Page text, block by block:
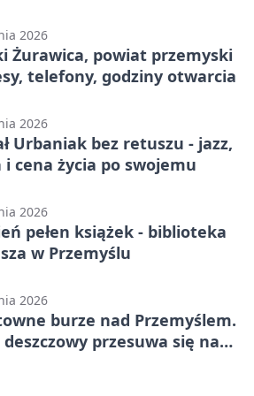
2026
Żurawica, powiat przemyski
telefony, godziny otwarcia
2026
Urbaniak bez retuszu - jazz,
i cena życia po swojemu
2026
pełen książek - biblioteka
w Przemyślu
2026
burze nad Przemyślem.
przesuwa się na